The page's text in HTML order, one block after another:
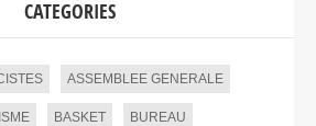
CATEGORIES
ASSEMBLEE GENERALE
BASKET BUREAU